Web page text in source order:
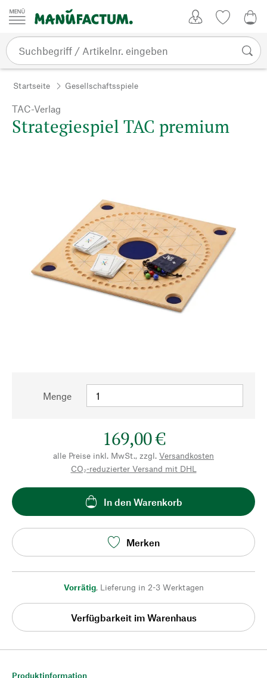
Zum Inhalt springen
Startseite Gesellschaftsspiele
TAC-Verlag
Strategiespiel TAC premium
Menge
169,00 €
alle Preise inkl. MwSt., zzgl. Versandkosten
CO₂-reduzierter Versand mit DHL
In den Warenkorb
Merken
Vorrätig, Lieferung in 2-3 Werktagen
Verfügbarkeit im Warenhaus
Produktinformation